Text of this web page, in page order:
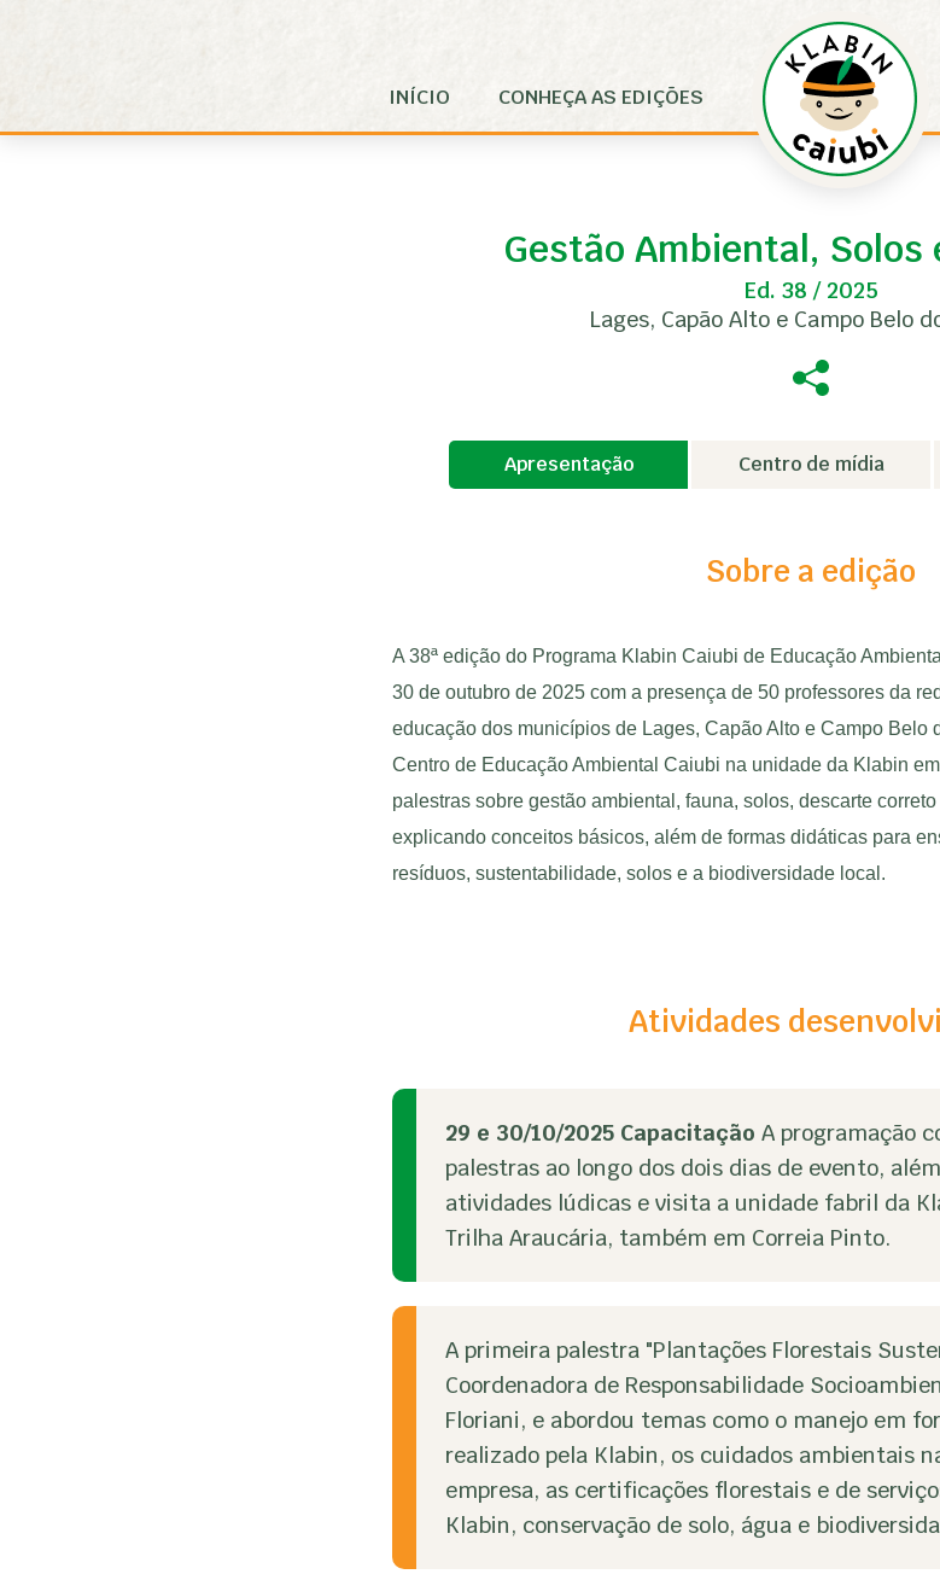
INÍCIO CONHEÇA AS EDIÇÕES
Gestão Ambiental, Solos
Ed. 38 / 2025
Lages, Capão Alto e Campo Belo
Apresentação Centro de mídia
Sobre a edição
A 38ª edição do Programa Klabin Caiubi de Educação
30 de outubro de 2025 com a presença de 50 professores da
educação dos municípios de Lages, Capão Alto e Campo Belo
Centro de Educação Ambiental Caiubi na unidade da Klabin
palestras sobre gestão ambiental, fauna, solos, descarte
explicando conceitos básicos, além de formas didáticas para
resíduos, sustentabilidade, solos e a biodiversidade local.
Atividades
29 e 30/10/2025 Capacitação A programação
palestras ao longo dos dois dias de evento,
atividades lúdicas e visita a unidade fabril da
Trilha Araucária, também em Correia Pinto.
A primeira palestra "Plantações Florestais
Coordenadora de Responsabilidade
Floriani, e abordou temas como o manejo em
realizado pela Klabin, os cuidados ambientais
empresa, as certificações florestais e de
Klabin, conservação de solo, água e